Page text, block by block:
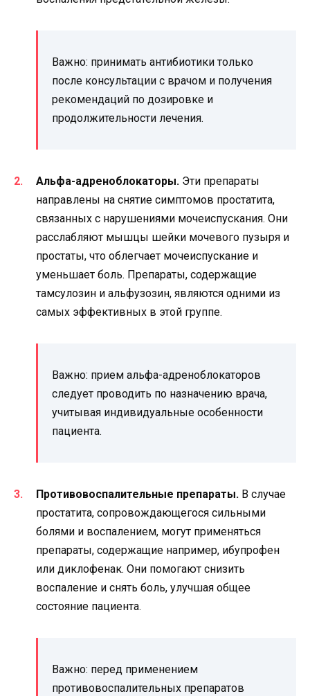
Важно: принимать антибиотики только
после консультации с врачом и получения
рекомендаций по дозировке и
продолжительности лечения.
Альфа-адреноблокаторы. Эти препараты
направлены на снятие симптомов простатита,
связанных с нарушениями мочеиспускания. Они
расслабляют мышцы шейки мочевого пузыря и
простаты, что облегчает мочеиспускание и
уменьшает боль. Препараты, содержащие
тамсулозин и альфузозин, являются одними из
самых эффективных в этой группе.
Важно: прием альфа-адреноблокаторов
следует проводить по назначению врача,
учитывая индивидуальные особенности
пациента.
Противовоспалительные препараты. В случае
простатита, сопровождающегося сильными
болями и воспалением, могут применяться
препараты, содержащие например, ибупрофен
или диклофенак. Они помогают снизить
воспаление и снять боль, улучшая общее
состояние пациента.
Важно: перед применением
противовоспалительных препаратов